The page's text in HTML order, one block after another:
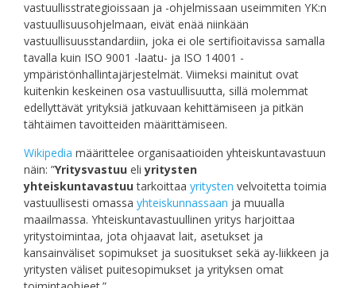
vastuullisstrategioissaan ja -ohjelmissaan useimmiten YK:n
vastuullisuusohjelmaan, eivät enää niinkään
vastuullisuusstandardiin, joka ei ole sertifioitavissa samalla
tavalla kuin ISO 9001 -laatu- ja ISO 14001 -
ympäristönhallintajärjestelmät. Viimeksi mainitut ovat
kuitenkin keskeinen osa vastuullisuutta, sillä molemmat
edellyttävät yrityksiä jatkuvaan kehittämiseen ja pitkän
tähtäimen tavoitteiden määrittämiseen.
Wikipedia määrittelee organisaatioiden yhteiskuntavastuun
näin: ”Yritysvastuu eliyritysten
yhteiskuntavastuutarkoittaa yritysten velvoitetta toimia
vastuullisesti omassa yhteiskunnassaan ja muualla
maailmassa. Yhteiskuntavastuullinen yritys harjoittaa
yritystoimintaa, jota ohjaavat lait, asetukset ja
kansainväliset sopimukset ja suositukset sekä ay-liikkeen ja
yritysten väliset puitesopimukset ja yrityksen omat